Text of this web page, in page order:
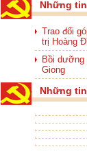
Những
Trao đổi
trị Hoàng
Bồi
Giong
Những